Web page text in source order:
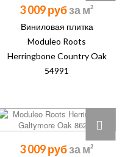
3 009 руб
Виниловая плитка
Moduleo Roots
Herringbone Country Oak
54991
3 009 руб